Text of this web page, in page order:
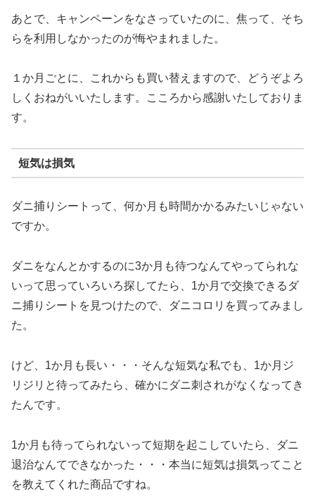
あとで、キャンペーンをなさっていたのに、焦って、そち
らを利用しなかったのが悔やまれました。
１か月ごとに、これからも買い替えますので、どうぞよろ
しくおねがいいたします。こころから感謝いたしておりま
す。
短気は損気
ダニ捕りシートって、何か月も時間かかるみたいじゃない
ですか。
ダニをなんとかするのに3か月も待つなんてやってられな
いって思っていろいろ探してたら、1か月で交換できるダ
ニ捕りシートを見つけたので、ダニコロリを買ってみまし
た。
けど、1か月も長い・・・そんな短気な私でも、1か月ジ
リジリと待ってみたら、確かにダニ刺されがなくなってき
たんです。
1か月も待ってられないって短期を起こしていたら、ダニ
退治なんてできなかった・・・本当に短気は損気ってこと
を教えてくれた商品ですね。